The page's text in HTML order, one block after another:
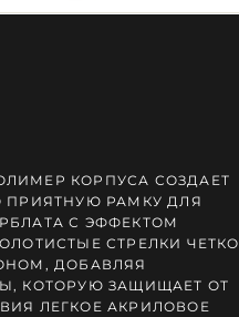
КОРПУСА СОЗДАЕТ
ПРИЯТНУЮ РАМКУ ДЛЯ
С ЭФФЕКТОМ
СТРЕЛКИ ЧЕТКО
ДОБАВЛЯЯ
КОТОРУЮ ЗАЩИЩАЕТ ОТ
ЛЕГКОЕ АКРИЛОВОЕ